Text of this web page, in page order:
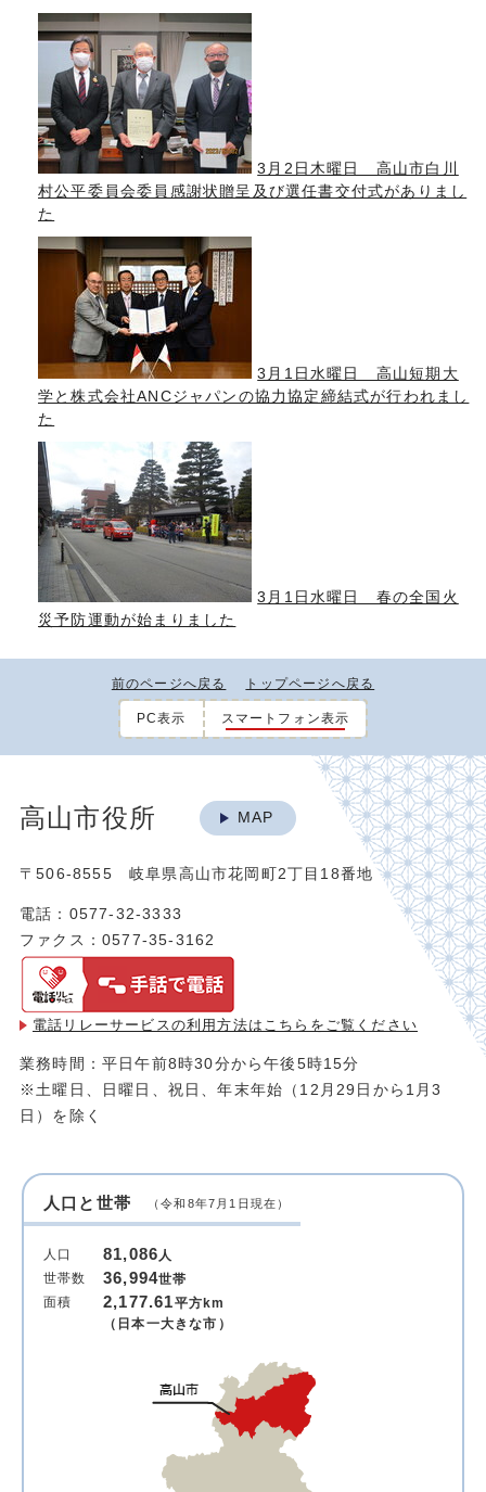
3月2日木曜日 高山市白川
村公平委員会委員感謝状贈呈及び選任書交付式がありまし
た
3月1日水曜日 高山短期大
学と株式会社ANCジャパンの協力協定締結式が行われまし
た
3月1日水曜日 春の全国火
災予防運動が始まりました
前のページへ戻る トップページへ戻る
PC表示 スマートフォン表示
高山市役所 MAP
〒506-8555 岐阜県高山市花岡町2丁目18番地
電話：0577-32-3333
ファクス：0577-35-3162
電話リレーサービスの利用方法は こちらをご覧ください
業務時間：平日午前8時30分から午後5時15分
※土曜日、日曜日、祝日、年末年始（12月29日から1月3
日）を除く
人口と世帯 （令和8年7月1日現在）
人口 81,086人
世帯数
36,994世帯
面積
2,177.61平方km
（日本一大きな市）